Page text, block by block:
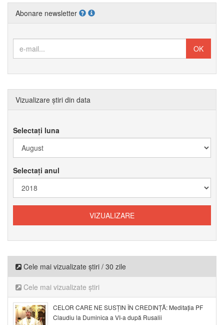
Abonare newsletter
Vizualizare știri din data
Selectați luna
Selectați anul
Cele mai vizualizate știri / 30 zile
Cele mai vizualizate știri
CELOR CARE NE SUSȚIN ÎN CREDINȚĂ: Meditația PF
Claudiu la Duminica a VI-a după Rusalii